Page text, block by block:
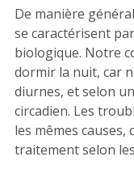
De manière
se caractérisent
biologique. Notre
dormir la nuit, car
diurnes, et selon
circadien. Les
les mêmes
traitement selon